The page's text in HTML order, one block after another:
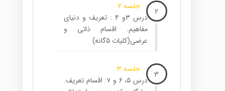
2
جلسه 2:
درس ۳و ۴ : تعریف و دنیای
مفاهیم. اقسام ذاتی و
عرضی‌(کلیات ۵گانه)
3
جلسه 3:
درس ۵، ۶ و ۷: اقسام تعریف.